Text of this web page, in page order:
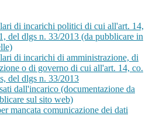
di incarichi politici di cui all'art. 14,
del dlgs n. 33/2013 (da pubblicare in
di incarichi di amministrazione, di
o di governo di cui all'art. 14, co.
del dlgs n. 33/2013
dall'incarico (documentazione da
sul sito web)
mancata comunicazione dei dati